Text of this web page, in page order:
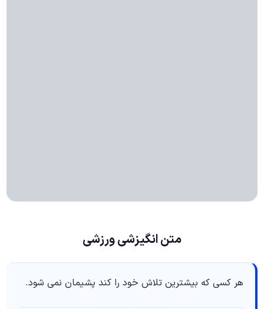
متن انگیزشی ورزشی
هر کسی که بیشترین تلاش خود را کند پشیمان نمی شود.